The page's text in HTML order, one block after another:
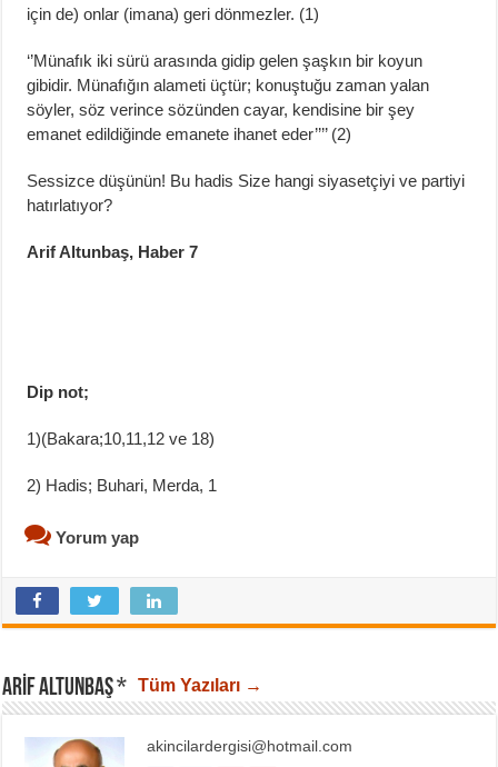
için de) onlar (imana) geri dönmezler. (1)
‘’Münafık iki sürü arasında gidip gelen şaşkın bir koyun
gibidir. Münafığın alameti üçtür; konuştuğu zaman yalan
söyler, söz verince sözünden cayar, kendisine bir şey
emanet edildiğinde emanete ihanet eder’’’’ (2)
Sessizce düşünün! Bu hadis Size hangi siyasetçiyi ve partiyi
hatırlatıyor?
Arif Altunbaş, Haber 7
Dip not;
1)(Bakara;10,11,12 ve 18)
2) Hadis; Buhari, Merda, 1
Yorum yap
ARIF ALTUNBAŞ * Tüm Yazıları →
akincilardergisi@hotmail.com